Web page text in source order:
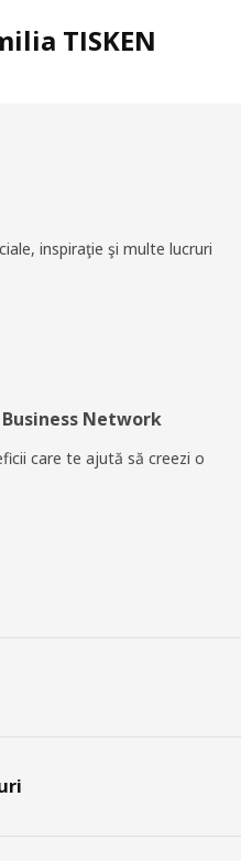
TISKEN
inspiraţie şi multe lucruri
Network
care te ajută să creezi o